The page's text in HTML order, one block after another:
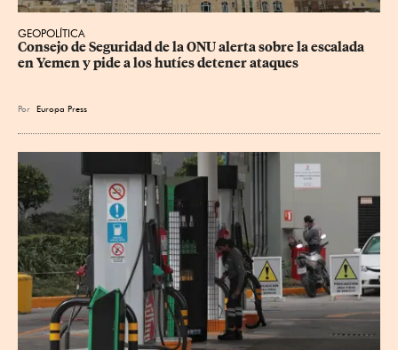
GEOPOLÍTICA
Consejo de Seguridad de la ONU alerta sobre la escalada
en Yemen y pide a los hutíes detener ataques
Por Europa Press